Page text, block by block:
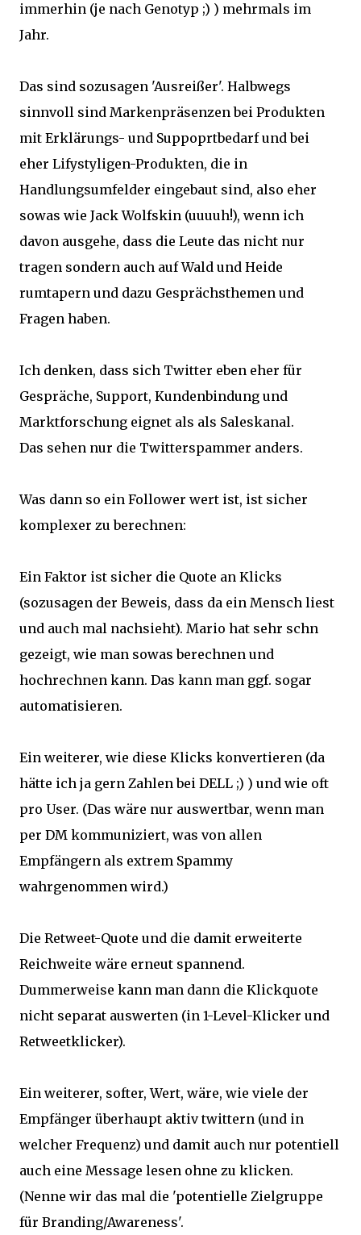
immerhin (je nach Genotyp ;) ) mehrmals im
Jahr.
Das sind sozusagen 'Ausreißer'. Halbwegs
sinnvoll sind Markenpräsenzen bei Produkten
mit Erklärungs- und Suppoprtbedarf und bei
eher Lifystyligen-Produkten, die in
Handlungsumfelder eingebaut sind, also eher
sowas wie Jack Wolfskin (uuuuh!), wenn ich
davon ausgehe, dass die Leute das nicht nur
tragen sondern auch auf Wald und Heide
rumtapern und dazu Gesprächsthemen und
Fragen haben.
Ich denken, dass sich Twitter eben eher für
Gespräche, Support, Kundenbindung und
Marktforschung eignet als als Saleskanal.
Das sehen nur die Twitterspammer anders.
Was dann so ein Follower wert ist, ist sicher
komplexer zu berechnen:
Ein Faktor ist sicher die Quote an Klicks
(sozusagen der Beweis, dass da ein Mensch liest
und auch mal nachsieht). Mario hat sehr schn
gezeigt, wie man sowas berechnen und
hochrechnen kann. Das kann man ggf. sogar
automatisieren.
Ein weiterer, wie diese Klicks konvertieren (da
hätte ich ja gern Zahlen bei DELL ;) ) und wie oft
pro User. (Das wäre nur auswertbar, wenn man
per DM kommuniziert, was von allen
Empfängern als extrem Spammy
wahrgenommen wird.)
Die Retweet-Quote und die damit erweiterte
Reichweite wäre erneut spannend.
Dummerweise kann man dann die Klickquote
nicht separat auswerten (in 1-Level-Klicker und
Retweetklicker).
Ein weiterer, softer, Wert, wäre, wie viele der
Empfänger überhaupt aktiv twittern (und in
welcher Frequenz) und damit auch nur potentiell
auch eine Message lesen ohne zu klicken.
(Nenne wir das mal die 'potentielle Zielgruppe
für Branding/Awareness'.